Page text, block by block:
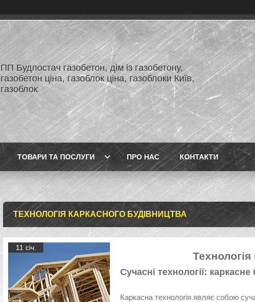
ПП Будпостач газобетон, дім із газобетону,
газобетон ціна, газоблок ціна, газоблоки Київ,
газоблок
ТОВАРИ ТА ПОСЛУГИ ПРО НАС КОНТАКТИ
ТЕХНОЛОГІЯ КАРКАСНОГО БУДІВНИЦТВА
11 січ.
Сучасні технології:
Каркасна технологія являє собою